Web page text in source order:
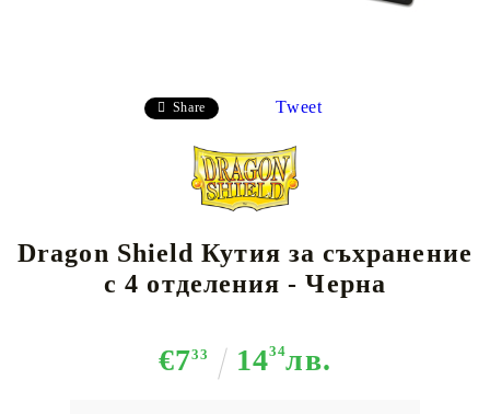
Share Tweet
Dragon Shield Кутия за съхранение
с 4 отделения - Черна
€733 1434лв.